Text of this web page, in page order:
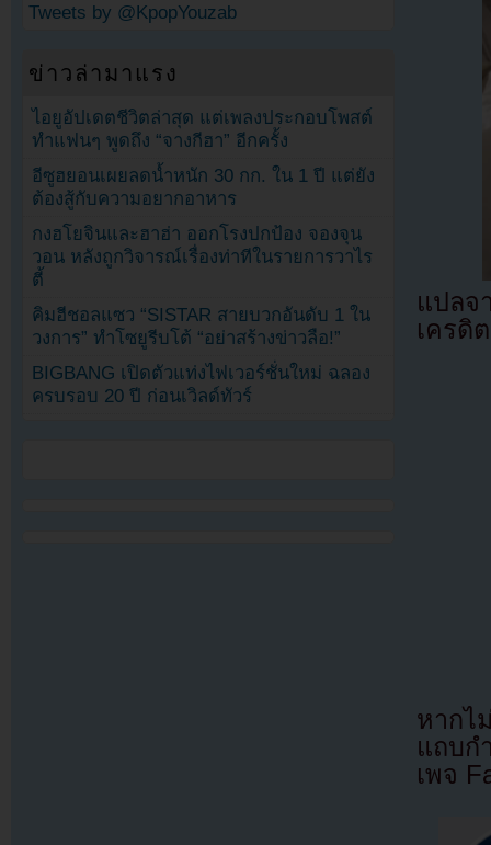
แปล
เครดิ
หากไ
แถบก
เพจ
Tweets by @KpopYouzab
ข่าวล่ามาแรง
ไอยูอัปเดตชีวิตล่าสุด แต่เพลงประกอบโพสต์
ทำแฟนๆ พูดถึง “จางกีฮา” อีกครั้ง
อีซูฮยอนเผยลดน้ำหนัก 30 กก. ใน 1 ปี แต่ยัง
ต้องสู้กับความอยากอาหาร
กงฮโยจินและฮาฮ่า ออกโรงปกป้อง จองจุน
วอน หลังถูกวิจารณ์เรื่องท่าทีในรายการวาไร
ตี้
คิมฮีชอลแซว “SISTAR สายบวกอันดับ 1 ใน
วงการ” ทำโซยูรีบโต้ “อย่าสร้างข่าวลือ!”
BIGBANG เปิดตัวแท่งไฟเวอร์ชั่นใหม่ ฉลอง
ครบรอบ 20 ปี ก่อนเวิลด์ทัวร์